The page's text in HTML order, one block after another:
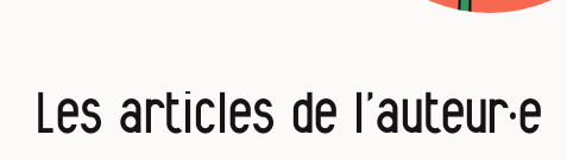
Les articles de l’auteur·e